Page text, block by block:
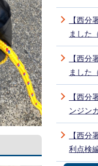
【西分
ました
【西分
ました
【西分
ンジン
【西分
利点検編